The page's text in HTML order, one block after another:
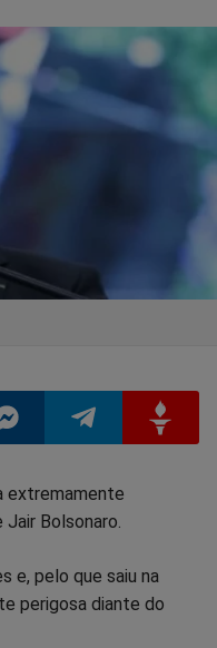
Compartilhar
TelegramGettr
extremamente
Bolsonaro.
e, pelo que saiu na
perigosa diante do